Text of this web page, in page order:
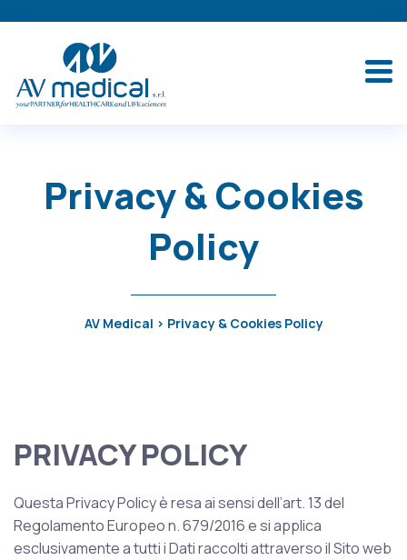
Privacy & Cookies
Policy
AV Medical > Privacy & Cookies Policy
PRIVACY POLICY
Questa Privacy Policy è resa ai sensi dell’art. 13 del
Regolamento Europeo n. 679/2016 e si applica
esclusivamente a tutti i Dati raccolti attraverso il Sito web